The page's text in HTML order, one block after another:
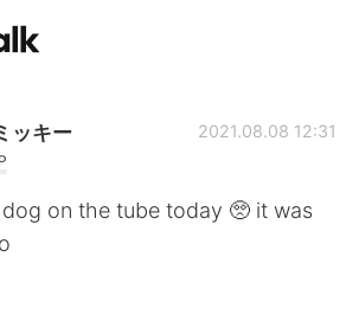
troca de idioma
ッキー 2021.08.08 12:31
on the tube today 🥺 it was